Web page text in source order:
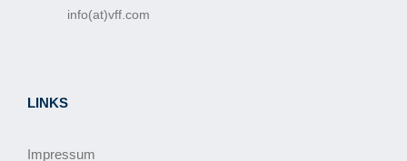
info(at)vff.com
LINKS
Impressum